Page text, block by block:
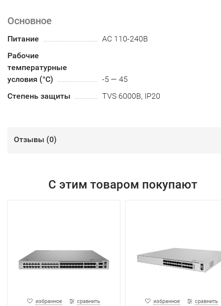
Основное
Питание
AC 110-240В
Рабочие
температурные
условия (°С)
-5 — 45
Степень защиты
TVS 6000В, IP20
Отзывы (0)
С этим товаром покупают
избранное сравнить избранное сравнить